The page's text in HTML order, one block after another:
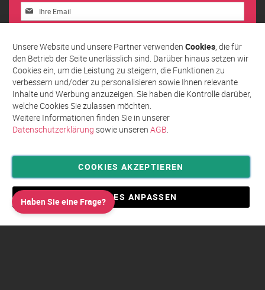
Melden
Sie
unseren
Newsletter
an:
Abonnieren
Privatsphäre und Datenschutz
Allgemeine Geschäftsbedingungen AGB
Impressum
Unsere Website und unsere Partner verwenden Cookies, die für
den Betrieb der Seite unerlässlich sind. Darüber hinaus setzen wir
Cookies ein, um die Leistung zu steigern, die Funktionen zu
verbessern und/oder zu personalisieren sowie Ihnen relevante
Inhalte und Werbung anzuzeigen. Sie haben die Kontrolle darüber,
welche Cookies Sie zulassen möchten.
Weitere Informationen finden Sie in unserer
Datenschutzerklärung sowie unseren AGB.
COOKIES AKZEPTIEREN
COOKIES ANPASSEN
Haben Sie eine Frage?